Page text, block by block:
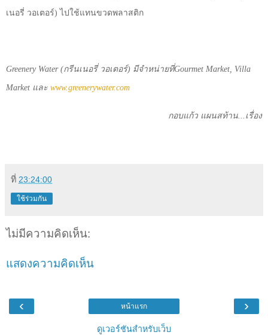
เนอรี่ วอเตอร์) ไปใช้แทนขวดพลาสติก
Greenery Water (กรีนเนอรี่ วอเตอร์) มีจำหน่ายที่Gourmet Market, Villa
Market และ www.greenerywater.com
กอบแก้ว แผนสท้าน...เรื่อง
ที่ 23:24:00
ใช้ร่วมกัน
ไม่มีความคิดเห็น:
แสดงความคิดเห็น
‹ ›
หน้าแรก
ดูเวอร์ชันสำหรับเว็บ